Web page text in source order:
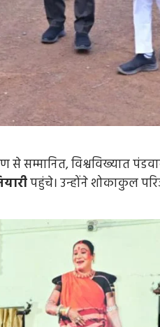
से सम्मानित, विश्वविख्यात
पहुंचे। उन्होंने शोकाकुल